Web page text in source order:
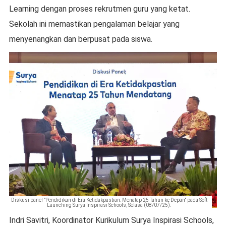
Learning dengan proses rekrutmen guru yang ketat.
Sekolah ini memastikan pengalaman belajar yang
menyenangkan dan berpusat pada siswa.
Diskusi panel "Pendidikan di Era Ketidakpastian: Menatap 25 Tahun ke Depan" pada Soft
Launching Surya Inspirasi Schools, Selasa (08/07/25).
Indri Savitri, Koordinator Kurikulum Surya Inspirasi Schools,